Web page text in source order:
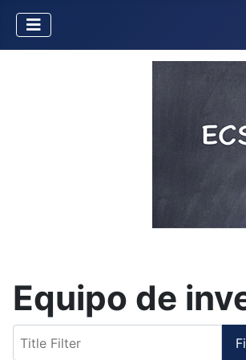
Equipo de